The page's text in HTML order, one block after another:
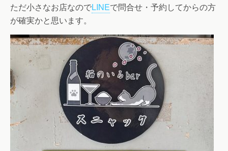
ただ小さなお店なのでLINEで問合せ・予約してからの方
が確実かと思います。